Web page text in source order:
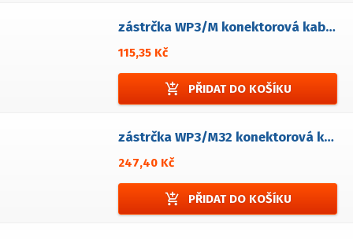
zástrčka WP3/M konektorová kabelová
115,35 Kč
add_shopping_cart PŘIDAT DO KOŠÍKU
zástrčka WP3/M32 konektorová kabelová
247,40 Kč
add_shopping_cart PŘIDAT DO KOŠÍKU